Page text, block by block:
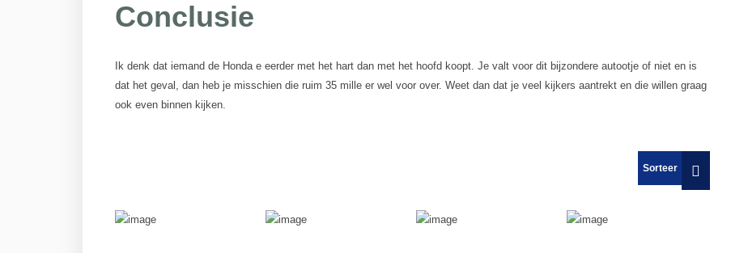
Conclusie
Ik denk dat iemand de Honda e eerder met het hart dan met het hoofd koopt. Je valt voor dit bijzondere autootje of niet en is
dat het geval, dan heb je misschien die ruim 35 mille er wel voor over. Weet dan dat je veel kijkers aantrekt en die willen graag
ook even binnen kijken.
Sorteer